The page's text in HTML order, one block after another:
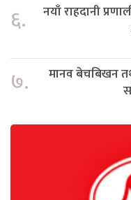
६.
नयाँ राहदानी
७.
मानव बेचबिखन